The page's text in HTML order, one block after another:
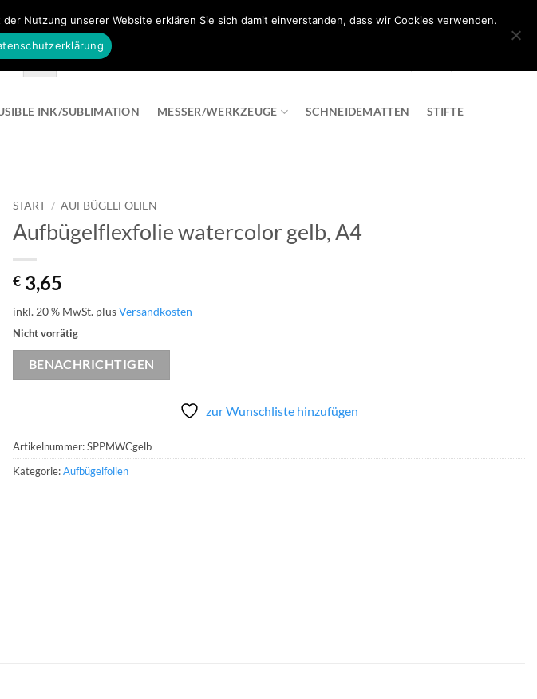
INK/SUBLIMATION MESSER/WERKZEUGE SCHNEIDEMATTEN STIFTE
START / AUFBÜGELFOLIEN
Aufbügelflexfolie watercolor gelb, A4
€ 3,65
inkl. 20 % MwSt. plusVersandkosten
Nicht vorrätig
BENACHRICHTIGEN
zur Wunschliste hinzufügen
Artikelnummer:SPPMWCgelb
Kategorie:Aufbügelfolien
Nutzung unserer Website erklären Sie sich damit einverstanden, dass wir Cookies verwenden.